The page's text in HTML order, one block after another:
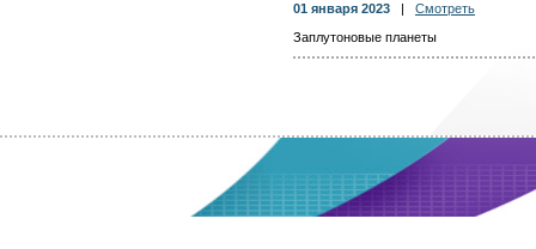
01 января 2023
Смотреть
Заплутоновые планеты